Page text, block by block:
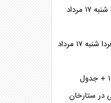
جدول قطعی برق استان تهران فردا شنبه ۱۷ مرداد
جدول قطعی برق استان مازندران فردا شنبه ۱۷ مرداد